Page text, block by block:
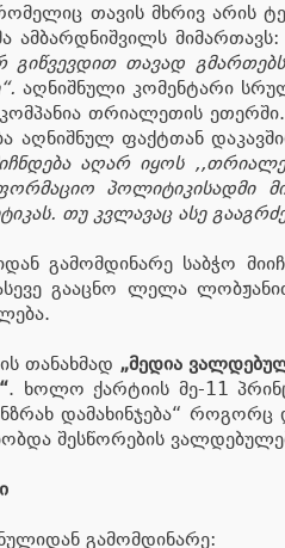
თავის მხრივ არის
ამბარდნიშვილს მიმართავს:
გიწვევდით თავად
აღნიშნული კომენტარი
თრიალეთის
აღნიშნულ ფაქტთან
აღარ იყოს
პოლიტიკისადმი
თუ კვლავაც ასე
გამომდინარე საბჭო
გააცნო ლელა
თანახმად „მედია
. ხოლო ქარტიის მე-11
დამახინჯება“
შესწორების
გამომდინარე: